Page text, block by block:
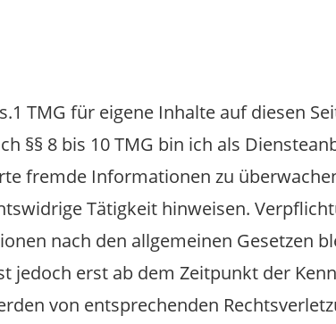
TMG für eigene Inhalte auf diesen
§§ 8 bis 10 TMG bin ich als
fremde Informationen zu
Tätigkeit hinweisen.
nach den allgemeinen Gesetzen
jedoch erst ab dem Zeitpunkt der
von entsprechenden